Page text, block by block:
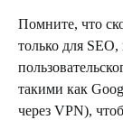
Помните, что
только для
такими как
через VPN),